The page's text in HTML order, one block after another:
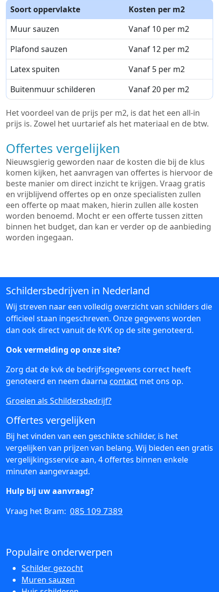
Soort oppervlakte
Kosten per m2
Muur sauzen
Vanaf 10 per m2
Plafond sauzen
Vanaf 12 per m2
Latex spuiten
Vanaf 5 per m2
Buitenmuur schilderen
Vanaf 20 per m2
Het voordeel van de prijs per m2, is dat het een all-in
prijs is. Zowel het uurtarief als het materiaal en de btw.
Offertes vergelijken
Nieuwsgierig geworden naar de kosten die bij de klus
komen kijken, het aanvragen van offertes is hiervoor de
beste manier om direct inzicht te krijgen. Vraag gratis
en vrijblijvend offertes op en onze specialisten zullen
een offerte op maat maken, hierin zullen alle kosten
worden benoemd. Mocht er een offerte tussen zitten
binnen het budget, dan kan er verder op de aanbieding
worden ingegaan.
Schildersbedrijven in Nederland
Wij streven naar een volledig overzicht van schilders die
officieel staan ingeschreven. Onze gegevens worden
dan ook direct vanuit de KVK op de site genoteerd.
Ook vermelding op onze site?
Zorg dat de kvk de bedrijfsgegevens correct heeft
genoteerd en neem daarna contact met ons op.
Groeien als Schildersbedrijf?
Offertes vergelijken
Bij het vinden van een geschikte schilder, is het
vergelijken van prijzen van belang. Wij bieden een gratis
vergelijkingsservice aan, 4 offertes binnen enkele
minuten aangevraagd.
Hulp bij uw aanvraag?
Vraag het Bram: 085 109 7389
Populaire onderwerpen
Schilder gezocht
Muren sauzen